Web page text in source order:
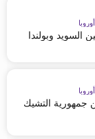
السويد وبولندا
جمهورية التشيك